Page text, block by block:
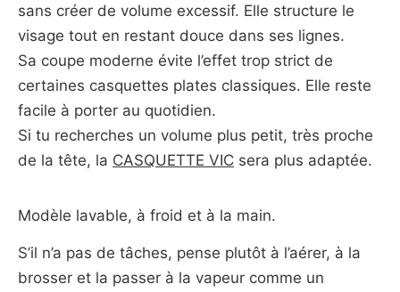
sans créer de volume excessif. Elle structure le
visage tout en restant douce dans ses lignes.
Sa coupe moderne évite l’effet trop strict de
certaines casquettes plates classiques. Elle reste
facile à porter au quotidien.
Si tu recherches un volume plus petit, très proche
de la tête, la CASQUETTE VIC sera plus adaptée.
Modèle lavable, à froid et à la main.
S’il n’a pas de tâches, pense plutôt à l’aérer, à la
brosser et la passer à la vapeur comme un